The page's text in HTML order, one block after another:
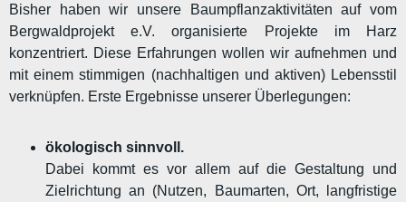
Bisher haben wir unsere Baumpflanzaktivitäten auf vom
Bergwaldprojekt e.V. organisierte Projekte im Harz
konzentriert. Diese Erfahrungen wollen wir aufnehmen und
mit einem stimmigen (nachhaltigen und aktiven) Lebensstil
verknüpfen. Erste Ergebnisse unserer Überlegungen:
ökologisch sinnvoll.
Dabei kommt es vor allem auf die Gestaltung und
Zielrichtung an (Nutzen, Baumarten, Ort, langfristige